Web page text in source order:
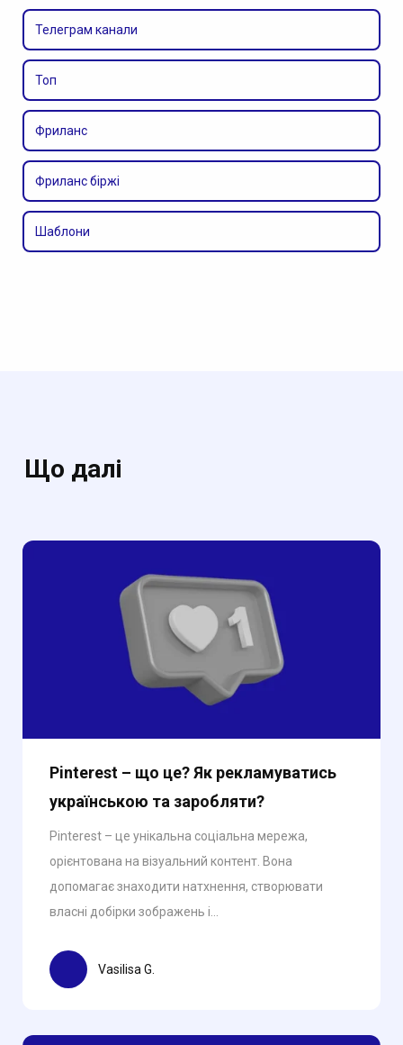
Телеграм канали
Топ
Фриланс
Фриланс біржі
Шаблони
Що далі
Pinterest – що це? Як рекламуватись
українською та заробляти?
Pinterest – це унікальна соціальна мережа,
орієнтована на візуальний контент. Вона
допомагає знаходити натхнення, створювати
власні добірки зображень і...
Vasilisa G.